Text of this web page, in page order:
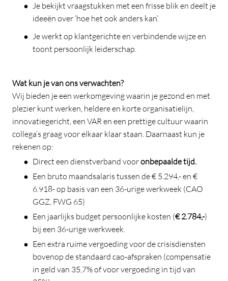
Je bekijkt vraagstukken met een frisse blik en deelt je
ideeën over ‘hoe het ook anders kan’.
Je werkt op klantgerichte en verbindende wijze en
toont persoonlijk leiderschap.
Wat kun je van ons verwachten?
Wij bieden je een werkomgeving waarin je gezond en met
plezier kunt werken, heldere en korte organisatielijn,
innovatiegericht, een VAR en een prettige cultuur waarin
collega’s graag voor elkaar klaar staan. Daarnaast kun je
rekenen op:
Direct een dienstverband vooronbepaalde tijd.
Een bruto maandsalaris tussen de € 5.294,- en €
6.918- op basis van een 36-urige werkweek (CAO
GGZ, FWG 65)
Een jaarlijks budget persoonlijke kosten (€ 2.784,-)
bij een 36-urige werkweek.
Een extra ruime vergoeding voor de crisisdiensten
bovenop de standaard cao-afspraken (compensatie
in geld van 35,7% of voor vergoeding in tijd van